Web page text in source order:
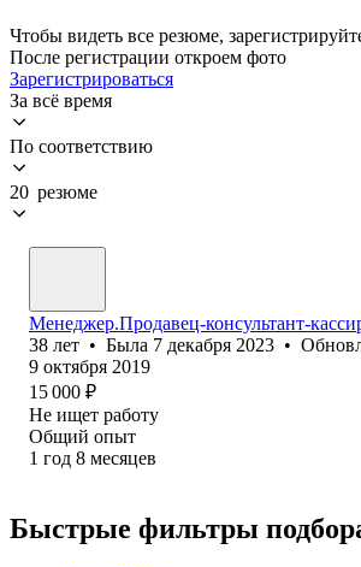
Чтобы видеть все резюме,
После регистрации откроем фото
Зарегистрироваться
За всё время
По соответствию
20 резюме
Менеджер.Продавец-консультант-
38 лет • Была 7 декабря 2023 •
9 октября 2019
15 000 ₽
Не ищет работу
Общий опыт
1 год 8 месяцев
Быстрые фильтры